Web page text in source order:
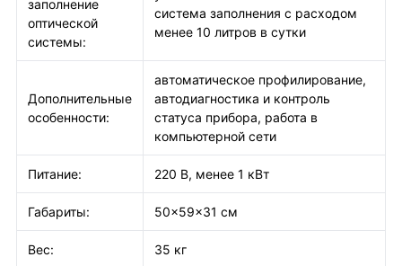
заполнение
оптической
системы:
система заполнения с расходом
менее 10 литров в сутки
Дополнительные
особенности:
автоматическое профилирование,
автодиагностика и контроль
статуса прибора, работа в
компьютерной сети
Питание: 220 В, менее 1 кВт
Габариты: 50×59×31 см
Вес: 35 кг